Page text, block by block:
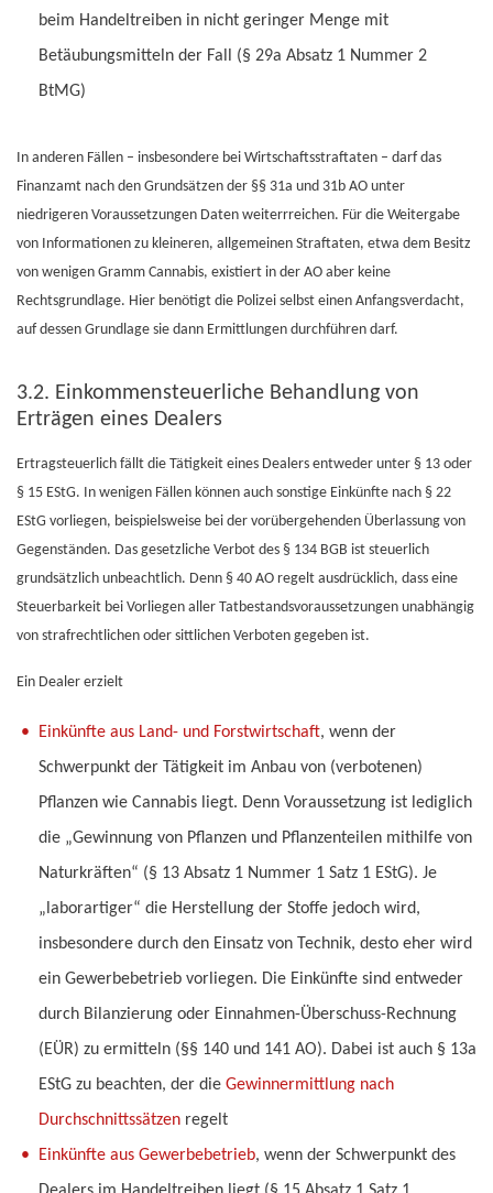
beim Handeltreiben in nicht geringer Menge mit
Betäubungsmitteln der Fall (§ 29a Absatz 1 Nummer 2
BtMG)
In anderen Fällen – insbesondere bei Wirtschaftsstraftaten – darf das
Finanzamt nach den Grundsätzen der §§ 31a und 31b AO unter
niedrigeren Voraussetzungen Daten weiterrreichen. Für die Weitergabe
von Informationen zu kleineren, allgemeinen Straftaten, etwa dem Besitz
von wenigen Gramm Cannabis, existiert in der AO aber keine
Rechtsgrundlage. Hier benötigt die Polizei selbst einen Anfangsverdacht,
auf dessen Grundlage sie dann Ermittlungen durchführen darf.
3.2. Einkommensteuerliche Behandlung von
Erträgen eines Dealers
Ertragsteuerlich fällt die Tätigkeit eines Dealers entweder unter § 13 oder
§ 15 EStG. In wenigen Fällen können auch sonstige Einkünfte nach § 22
EStG vorliegen, beispielsweise bei der vorübergehenden Überlassung von
Gegenständen. Das gesetzliche Verbot des § 134 BGB ist steuerlich
grundsätzlich unbeachtlich. Denn § 40 AO regelt ausdrücklich, dass eine
Steuerbarkeit bei Vorliegen aller Tatbestandsvoraussetzungen unabhängig
von strafrechtlichen oder sittlichen Verboten gegeben ist.
Ein Dealer erzielt
Einkünfte aus Land- und Forstwirtschaft, wenn der
Schwerpunkt der Tätigkeit im Anbau von (verbotenen)
Pflanzen wie Cannabis liegt. Denn Voraussetzung ist lediglich
die „Gewinnung von Pflanzen und Pflanzenteilen mithilfe von
Naturkräften“ (§ 13 Absatz 1 Nummer 1 Satz 1 EStG). Je
„laborartiger“ die Herstellung der Stoffe jedoch wird,
insbesondere durch den Einsatz von Technik, desto eher wird
ein Gewerbebetrieb vorliegen. Die Einkünfte sind entweder
durch Bilanzierung oder Einnahmen-Überschuss-Rechnung
(EÜR) zu ermitteln (§§ 140 und 141 AO). Dabei ist auch § 13a
EStG zu beachten, der die Gewinnermittlung nach
Durchschnittssätzen regelt
Einkünfte aus Gewerbebetrieb, wenn der Schwerpunkt des